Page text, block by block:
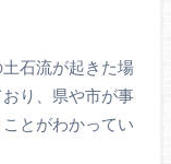
石流が起きた場
り、県や市が事
とがわかってい